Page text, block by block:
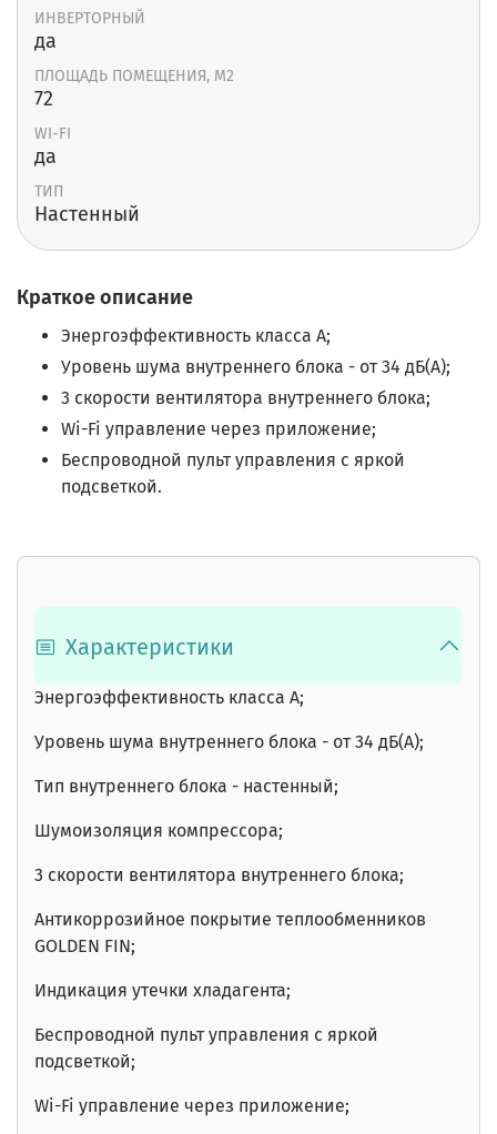
ИНВЕРТОРНЫЙ
да
ПЛОЩАДЬ ПОМЕЩЕНИЯ, М2
72
WI-FI
да
ТИП
Настенный
Краткое описание
Энергоэффективность класса А;
Уровень шума внутреннего блока - от 34 дБ(A);
3 скорости вентилятора внутреннего блока;
Wi-Fi управление через приложение;
Беспроводной пульт управления с яркой
подсветкой.
Характеристики
Энергоэффективность класса А;
Уровень шума внутреннего блока - от 34 дБ(A);
Тип внутреннего блока - настенный;
Шумоизоляция компрессора;
3 скорости вентилятора внутреннего блока;
Антикоррозийное покрытие теплообменников
GOLDEN FIN;
Индикация утечки хладагента;
Беспроводной пульт управления с яркой
подсветкой;
Wi-Fi управление через приложение;